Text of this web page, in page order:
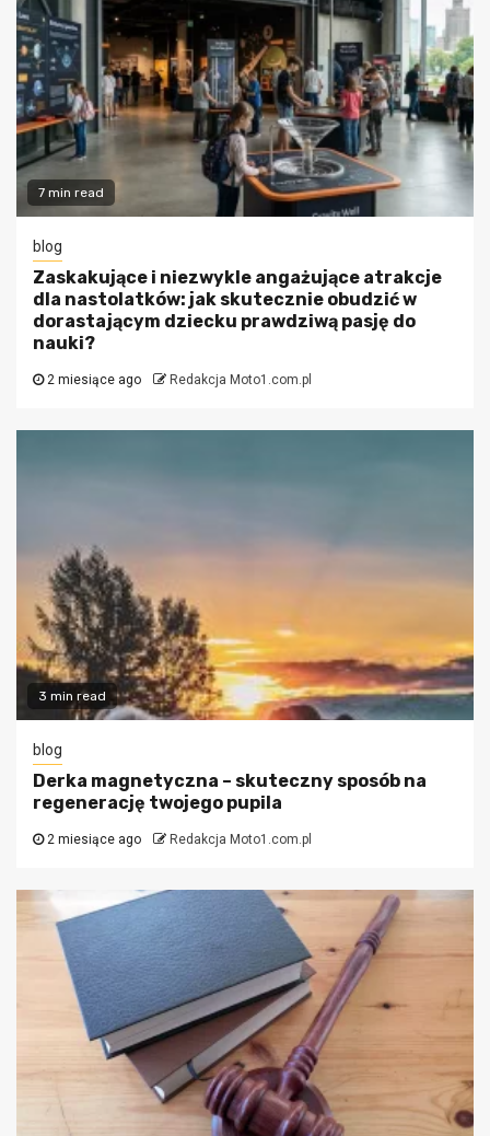
7 min read
blog
Zaskakujące i niezwykle angażujące atrakcje
dla nastolatków: jak skutecznie obudzić w
dorastającym dziecku prawdziwą pasję do
nauki?
2 miesiące ago Redakcja Moto1.com.pl
3 min read
blog
Derka magnetyczna – skuteczny sposób na
regenerację twojego pupila
2 miesiące ago Redakcja Moto1.com.pl